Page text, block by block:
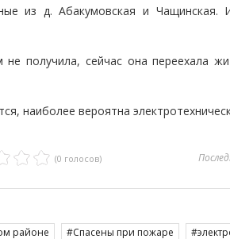
из д. Абакумовская и Чащинская.
не получила, сейчас она переехала
наиболее вероятна
(0 голосов)
районе Спасены при пожаре